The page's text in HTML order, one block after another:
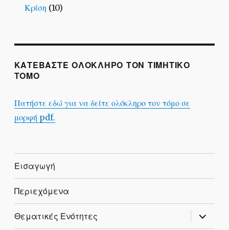
Κρίση (10)
ΚΑΤΕΒΑΣΤΕ ΟΛΟΚΛΗΡΟ ΤΟΝ ΤΙΜΗΤΙΚΟ
ΤΟΜΟ
Πατήστε εδώ για να δείτε ολόκληρο τον τόμο σε
μορφή pdf.
Εισαγωγή
Περιεχόμενα
Θεματικές Ενότητες
expand
child